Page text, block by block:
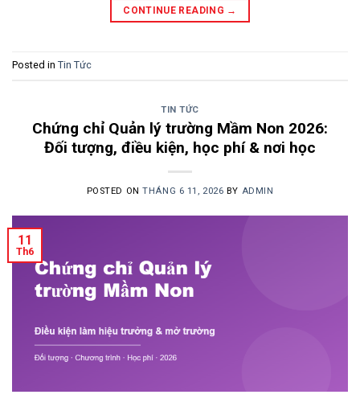
CONTINUE READING →
Posted in Tin Tức
TIN TỨC
Chứng chỉ Quản lý trường Mầm Non 2026:
Đối tượng, điều kiện, học phí & nơi học
POSTED ONTHÁNG 6 11, 2026 BY ADMIN
11
Th6